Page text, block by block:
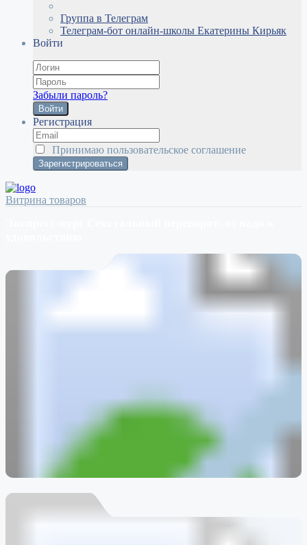
Группа в Телеграм
Телеграм-бот онлайн-школы Екатерины Кирьяк
Войти
Забыли пароль?
Войти
Регистрация
Принимаю пользовательское соглашение
Витрина товаров